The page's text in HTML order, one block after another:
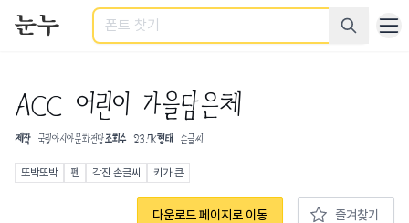
검색
ACC 어린이 가을담은체
제작 국립아시아문화전당조회수 23.7K형태 손글씨
또박또박 펜 각진 손글씨 키가 큰
다운로드 페이지로 이동 즐겨찾기